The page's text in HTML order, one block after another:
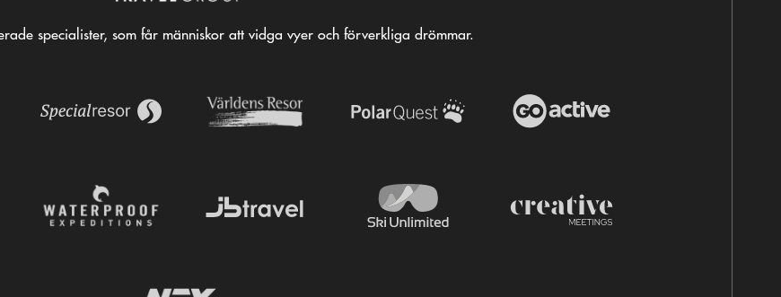
specialister, som får människor att vidga vyer och förverkliga drömmar.